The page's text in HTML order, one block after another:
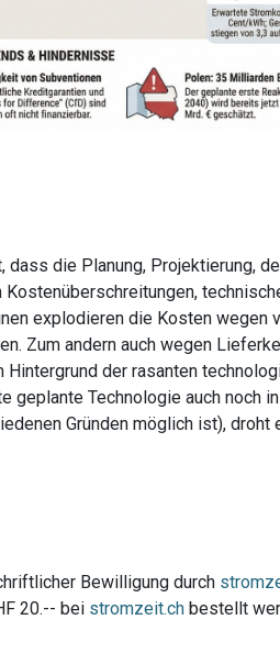
die Planung, Projektierung,
explodieren die Kosten wegen
Zum andern auch wegen
der rasanten
geplante Technologie auch noch
Gründen möglich ist), droht
Bewilligung durch
20.-- bei stromzeit.ch bestellt